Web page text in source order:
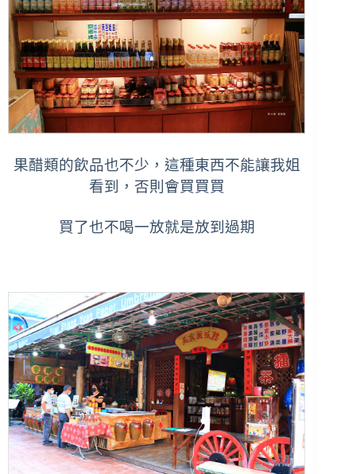
果醋類的飲品也不少，這種東西不能讓我姐
看到，否則會買買買
買了也不喝一放就是放到過期